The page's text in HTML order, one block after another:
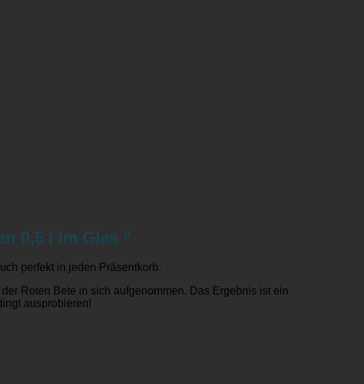
0,5 l im Glas “
perfekt in jeden Präsentkorb.
Roten Bete in sich aufgenommen. Das Ergebnis ist ein
ausprobieren!